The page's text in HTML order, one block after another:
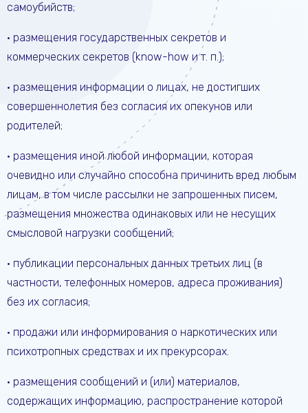
самоубийств;
• размещения государственных секретов и
коммерческих секретов (know-how и т. п.);
• размещения информации о лицах, не достигших
совершеннолетия без согласия их опекунов или
родителей;
• размещения иной любой информации, которая
очевидно или случайно способна причинить вред любым
лицам, в том числе рассылки не запрошенных писем,
размещения множества одинаковых или не несущих
смысловой нагрузки сообщений;
• публикации персональных данных третьих лиц (в
частности, телефонных номеров, адреса проживания)
без их согласия;
• продажи или информирования о наркотических или
психотропных средствах и их прекурсорах.
• размещения сообщений и (или) материалов,
содержащих информацию, распространение которой